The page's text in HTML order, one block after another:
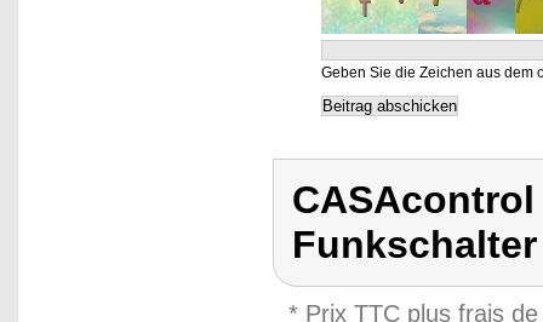
Geben Sie die Zeichen aus dem
* Prix TTC plus frais